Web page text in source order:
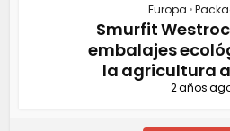
Europa •
Smurfit
embalajes
la agricultura
2 años